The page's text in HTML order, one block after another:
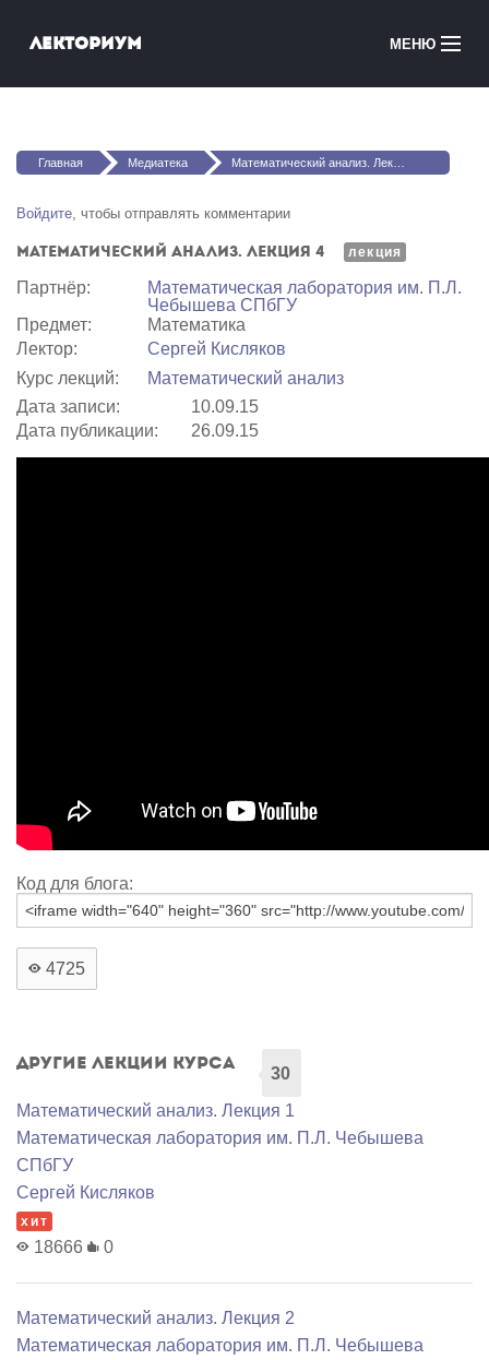
Лекториум МЕНЮ
Медиатека
Courses in English
Вы здесь
Главная Медиатека Математический анализ. Лекция 4
Войдите, чтобы отправлять комментарии
Математический анализ. Лекция 4 лекция
Партнёр:
Математичеcкая лаборатория им. П.Л.
Чебышева СПбГУ
Предмет:
Математика
Лектор:
Сергей Кисляков
Курс лекций:
Математический анализ
Дата записи:
10.09.15
Дата публикации:
26.09.15
Код для блога:
4725
Другие лекции курса
30
Математический анализ. Лекция 1
Математичеcкая лаборатория им. П.Л. Чебышева
СПбГУ
Сергей Кисляков
хит
18666 0
Математический анализ. Лекция 2
Математичеcкая лаборатория им. П.Л. Чебышева